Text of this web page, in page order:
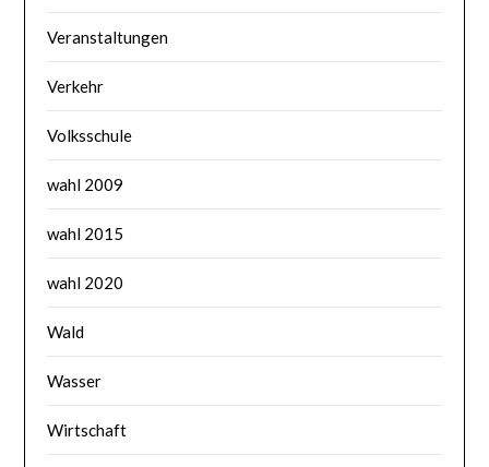
Veranstaltungen
Verkehr
Volksschule
wahl 2009
wahl 2015
wahl 2020
Wald
Wasser
Wirtschaft